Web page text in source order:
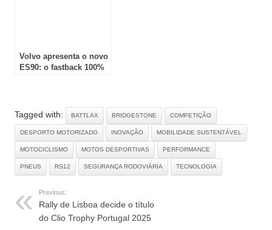
Volvo apresenta o novo
ES90: o fastback 100%
Tagged with: BATTLAX BRIDGESTONE COMPETIÇÃO
DESPORTO MOTORIZADO INOVAÇÃO MOBILIDADE SUSTENTÁVEL
MOTOCICLISMO MOTOS DESPORTIVAS PERFORMANCE
PNEUS RS12 SEGURANÇA RODOVIÁRIA TECNOLOGIA
Previous:
Rally de Lisboa decide o título
do Clio Trophy Portugal 2025